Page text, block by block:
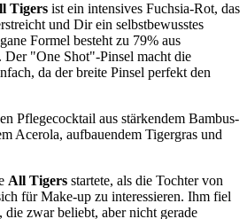
Tigers ist ein intensives Fuchsia-Rot, das
und Dir ein selbstbewusstes
Formel besteht zu 79% aus
Der "One Shot"-Pinsel macht die
da der breite Pinsel perfekt den
Pflegecocktail aus stärkendem Bambus-
Acerola, aufbauendem Tigergras und
All Tigers startete, als die Tochter von
für Make-up zu interessieren. Ihm fiel
die zwar beliebt, aber nicht gerade